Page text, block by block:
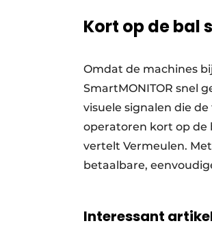
Kort op de bal
Omdat de machines
SmartMONITOR snel
visuele signalen die
operatoren kort op de
vertelt Vermeulen.
betaalbare,
Interessant